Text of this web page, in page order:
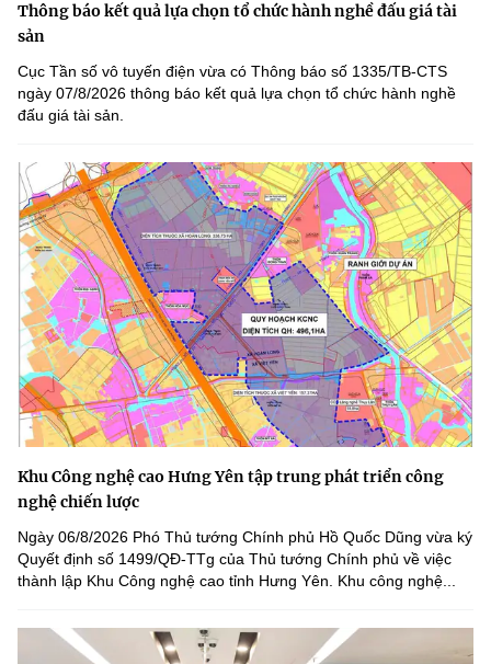
Thông báo kết quả lựa chọn tổ chức hành nghề đấu giá tài
sản
Cục Tần số vô tuyến điện vừa có Thông báo số 1335/TB-CTS
ngày 07/8/2026 thông báo kết quả lựa chọn tổ chức hành nghề
đấu giá tài sản.
Khu Công nghệ cao Hưng Yên tập trung phát triển công
nghệ chiến lược
Ngày 06/8/2026 Phó Thủ tướng Chính phủ Hồ Quốc Dũng vừa ký
Quyết định số 1499/QĐ-TTg của Thủ tướng Chính phủ về việc
thành lập Khu Công nghệ cao tỉnh Hưng Yên. Khu công nghệ...